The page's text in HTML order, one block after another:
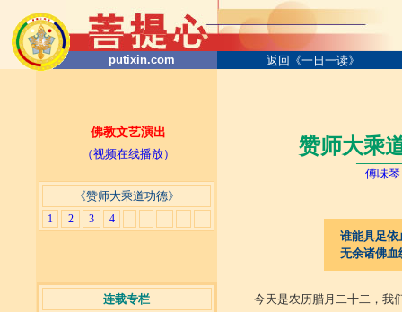
putixin.com 返回《一日一读》
佛教文艺演出
（视频在线播放）
《赞师大乘道功德》
1 2 3 4
连载专栏
赞师大乘
────
傅味琴
谁能具足依
无余诸佛血
今天是农历腊月二十二，我